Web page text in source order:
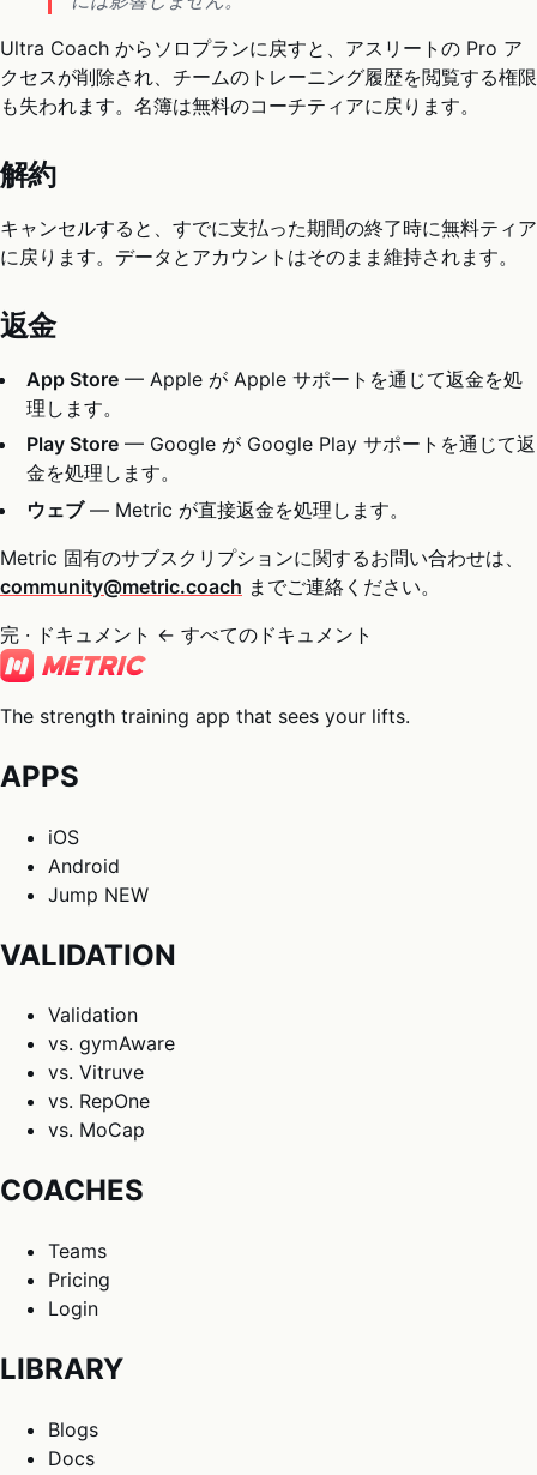
Ultra Coach からソロプランに戻すと、アスリートの Pro ア
クセスが削除され、チームのトレーニング履歴を閲覧する権限
も失われます。名簿は無料のコーチティアに戻ります。
解約
キャンセルすると、すでに支払った期間の終了時に無料ティア
に戻ります。データとアカウントはそのまま維持されます。
返金
App Store — Apple が Apple サポートを通じて返金を処
理します。
Play Store — Google が Google Play サポートを通じて返
金を処理します。
ウェブ— Metric が直接返金を処理します。
Metric 固有のサブスクリプションに関するお問い合わせは、
community@metric.coach までご連絡ください。
完 · ドキュメント ← すべてのドキュメント
The strength training app that sees your lifts.
APPS
iOS
Android
Jump NEW
VALIDATION
Validation
vs. gymAware
vs. Vitruve
vs. RepOne
vs. MoCap
COACHES
Teams
Pricing
Login
LIBRARY
Blogs
Docs